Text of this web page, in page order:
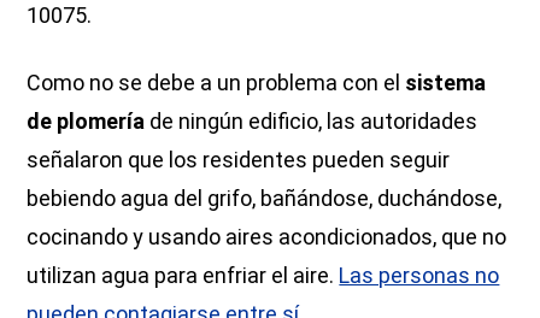
10075.
Como no se debe a un problema con el sistema
de plomería de ningún edificio, las autoridades
señalaron que los residentes pueden seguir
bebiendo agua del grifo, bañándose, duchándose,
cocinando y usando aires acondicionados, que no
utilizan agua para enfriar el aire. Las personas no